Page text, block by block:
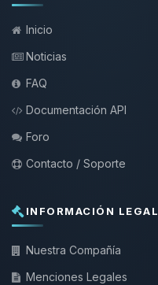
Inicio
Noticias
FAQ
Documentación API
Foro
Contacto / Soporte
INFORMACIÓN LEGAL
Nuestra Compañía
Menciones Legales